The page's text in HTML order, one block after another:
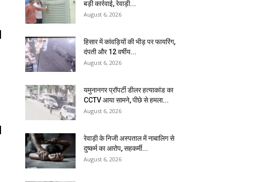
बड़ी कार्रवाई, रेवाड़ी...
August 6, 2026
हिसार में कांवड़ियों की भीड़ पर फायरिंग,
दंपती और 12 वर्षीय...
August 6, 2026
यमुनानगर प्रॉपर्टी डीलर हत्याकांड का
CCTV आया सामने, पीछे से हमला...
August 6, 2026
रेवाड़ी के निजी अस्पताल में नाबालिग से
दुष्कर्म का आरोप, सहकर्मी...
August 6, 2026